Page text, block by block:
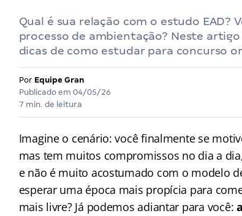
Qual é sua relação com o estudo EAD?
processo de ambientação? Neste
dicas de como estudar para concurso
Por Equipe Gran
Publicado em 04/05/26
7 min. de leitura
Imagine o cenário: você finalmente se
mas tem muitos compromissos no dia a
e não é muito acostumado com o modelo
esperar uma época mais propícia para
mais livre? Já podemos adiantar para você: